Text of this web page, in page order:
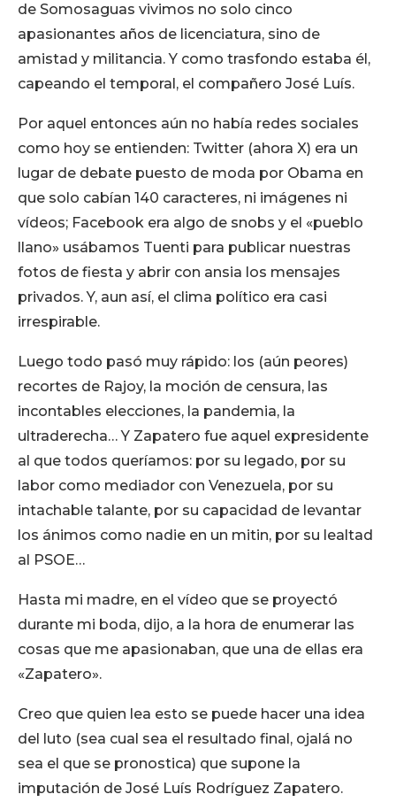
de Somosaguas vivimos no solo cinco
apasionantes años de licenciatura, sino de
amistad y militancia. Y como trasfondo estaba él,
capeando el temporal, el compañero José Luís.
Por aquel entonces aún no había redes sociales
como hoy se entienden: Twitter (ahora X) era un
lugar de debate puesto de moda por Obama en
que solo cabían 140 caracteres, ni imágenes ni
vídeos; Facebook era algo de snobs y el «pueblo
llano» usábamos Tuenti para publicar nuestras
fotos de fiesta y abrir con ansia los mensajes
privados. Y, aun así, el clima político era casi
irrespirable.
Luego todo pasó muy rápido: los (aún peores)
recortes de Rajoy, la moción de censura, las
incontables elecciones, la pandemia, la
ultraderecha… Y Zapatero fue aquel expresidente
al que todos queríamos: por su legado, por su
labor como mediador con Venezuela, por su
intachable talante, por su capacidad de levantar
los ánimos como nadie en un mitin, por su lealtad
al PSOE…
Hasta mi madre, en el vídeo que se proyectó
durante mi boda, dijo, a la hora de enumerar las
cosas que me apasionaban, que una de ellas era
«Zapatero».
Creo que quien lea esto se puede hacer una idea
del luto (sea cual sea el resultado final, ojalá no
sea el que se pronostica) que supone la
imputación de José Luís Rodríguez Zapatero.